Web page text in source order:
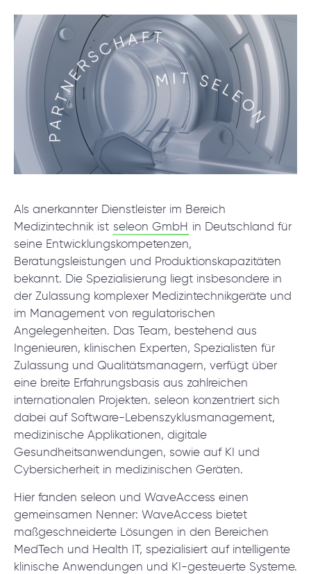
Als anerkannter Dienstleister im Bereich
Medizintechnik ist seleon GmbH in Deutschland für
seine Entwicklungskompetenzen,
Beratungsleistungen und Produktionskapazitäten
bekannt. Die Spezialisierung liegt insbesondere in
der Zulassung komplexer Medizintechnikgeräte und
im Management von regulatorischen
Angelegenheiten. Das Team, bestehend aus
Ingenieuren, klinischen Experten, Spezialisten für
Zulassung und Qualitätsmanagern, verfügt über
eine breite Erfahrungsbasis aus zahlreichen
internationalen Projekten. seleon konzentriert sich
dabei auf Software-Lebenszyklusmanagement,
medizinische Applikationen, digitale
Gesundheitsanwendungen, sowie auf KI und
Cybersicherheit in medizinischen Geräten.
Hier fanden seleon und WaveAccess einen
gemeinsamen Nenner: WaveAccess bietet
maßgeschneiderte Lösungen in den Bereichen
MedTech und Health IT, spezialisiert auf intelligente
klinische Anwendungen und KI-gesteuerte Systeme.
+49 721 957 3177
English (UK)
Deutsch
Dansk
English
© 2000 – 2026 WaveAccess
, All Rights Reserved.
Cookie-Erklärung